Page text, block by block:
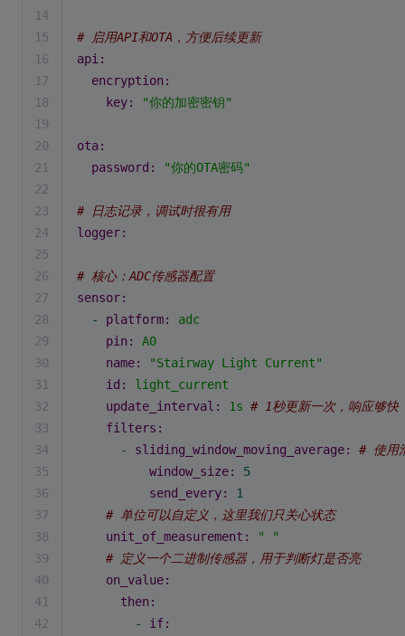
14
15
# 启用API和OTA，方便后续更新
16
api:
17
encryption:
18
key:
"你的加密密钥"
19
20
ota:
21
password:
"你的OTA密码"
22
23
# 日志记录，调试时很有用
24
logger:
25
26
# 核心：ADC传感器配置
27
sensor:
28
- platform:
adc
29
pin:
A0
30
name:
"Stairway Light Current"
31
id:
light_current
32
update_interval: 1s # 1秒更新一次，响应够快
33
filters:
34
- sliding_window_moving_average:
# 使用
35
window_size:
5
36
send_every:
1
37
# 单位可以自定义，这里我们只关心状态
38
unit_of_measurement:
" "
39
# 定义一个二进制传感器，用于判断灯是否亮
40
on_value:
41
then:
42
-
if: